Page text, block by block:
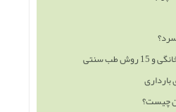
بارداری
چیست؟